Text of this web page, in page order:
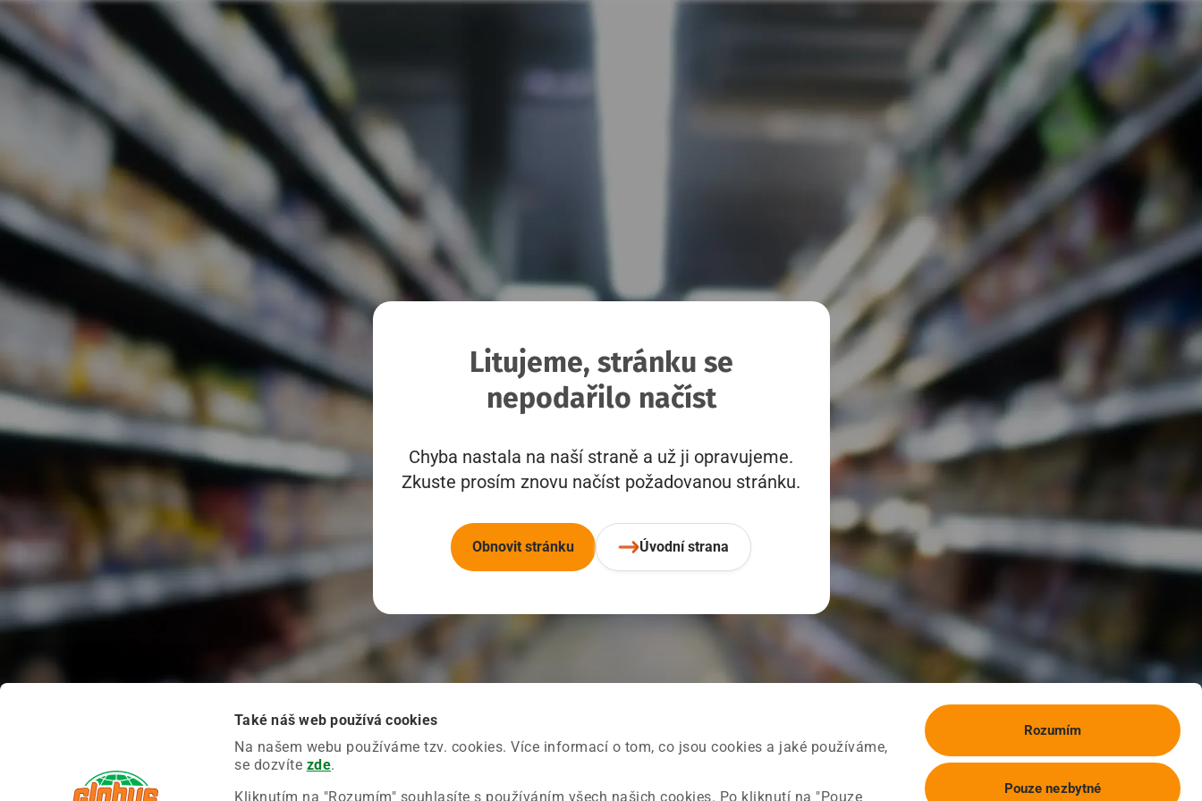
Také náš web používá cookies
Na našem webu používáme tzv. cookies. Více informací o tom, co jsou cookies a jaké používáme,
se dozvíte zde.
Kliknutím na "Rozumím" souhlasíte s používáním všech našich cookies. Po kliknutí na "Pouze
Rozumím
Pouze nezbytné
Litujeme, stránku se
nepodařilo načíst
Chyba nastala na naší straně a už ji opravujeme.
Zkuste prosím znovu načíst požadovanou stránku.
Obnovit stránku Úvodní strana